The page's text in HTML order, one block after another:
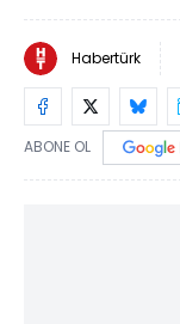
Habertürk
ABONE OL